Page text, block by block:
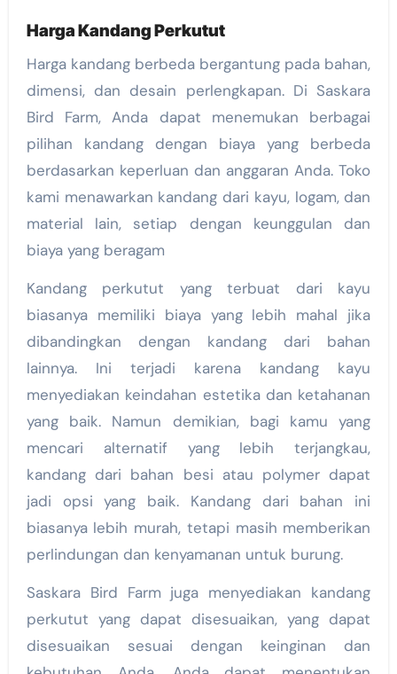
Harga Kandang Perkutut
Harga kandang berbeda bergantung pada bahan,
dimensi, dan desain perlengkapan. Di Saskara
Bird Farm, Anda dapat menemukan berbagai
pilihan kandang dengan biaya yang berbeda
berdasarkan keperluan dan anggaran Anda. Toko
kami menawarkan kandang dari kayu, logam, dan
material lain, setiap dengan keunggulan dan
biaya yang beragam
Kandang perkutut yang terbuat dari kayu
biasanya memiliki biaya yang lebih mahal jika
dibandingkan dengan kandang dari bahan
lainnya. Ini terjadi karena kandang kayu
menyediakan keindahan estetika dan ketahanan
yang baik. Namun demikian, bagi kamu yang
mencari alternatif yang lebih terjangkau,
kandang dari bahan besi atau polymer dapat
jadi opsi yang baik. Kandang dari bahan ini
biasanya lebih murah, tetapi masih memberikan
perlindungan dan kenyamanan untuk burung.
Saskara Bird Farm juga menyediakan kandang
perkutut yang dapat disesuaikan, yang dapat
disesuaikan sesuai dengan keinginan dan